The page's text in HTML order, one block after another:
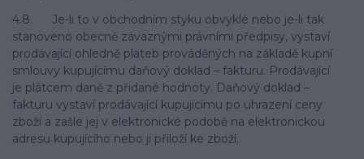
4.8. Je-li to v obchodním styku obvyklé nebo je-li tak
stanoveno obecně závaznými právními předpisy, vystaví
prodávající ohledně plateb prováděných na základě kupní
smlouvy kupujícímu daňový doklad – fakturu. Prodávající
je plátcem daně z přidané hodnoty. Daňový doklad –
fakturu vystaví prodávající kupujícímu po uhrazení ceny
zboží a zašle jej v elektronické podobě na elektronickou
adresu kupujícího nebo ji přiloží ke zboží.